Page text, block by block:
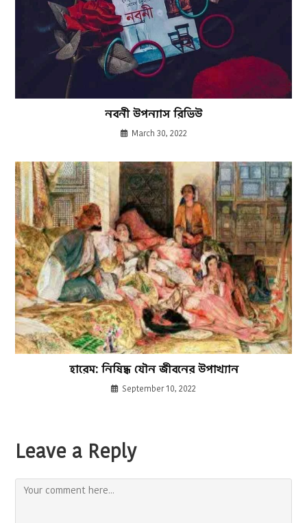
নবনী উপন্যাস রিভিউ
March 30, 2022
হারেম: নিষিদ্ধ যৌন জীবনের উপাখ্যান
September 10, 2022
Leave a Reply
Comment